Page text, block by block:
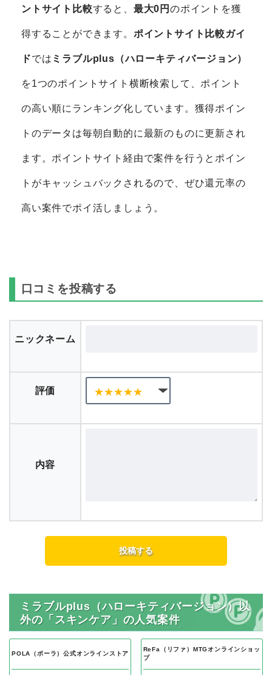
ントサイト比較すると、 最大0円のポイントを獲
得することができます。 ポイントサイト比較ガイ
ドでは ミラブルplus（ハローキティバージョン）
を1つのポイントサイト横断検索して、ポイント
の高い順にランキング化しています。獲得ポイン
トのデータは毎朝自動的に最新のものに更新され
ます。ポイントサイト経由で案件を行うとポイン
トがキャッシュバックされるので、ぜひ還元率の
高い案件でポイ活しましょう。
口コミを投稿する
ニックネーム
評価
内容
ミラブルplus（ハローキティバージョン）以
外の「スキンケア」の人気案件
POLA（ポーラ）公式オンラインストア
ReFa（リファ）MTGオンラインショッ
プ